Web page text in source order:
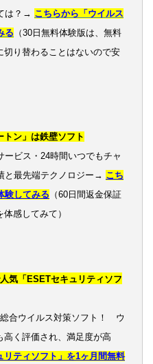
は？→ こちらから「ウイルス
る （30日無料体験版は、無料
り替わることはないので安
トン」は鉄壁ソフト
ービス・24時間いつでもチャ
と最先端テクノロジー→ こち
験してみる （60日間返金保証
感してみて）
気「ESETセキュリティソフ
合ウイルス対策ソフト！ ウ
高く評価され、満足度が高
リティソフト」を1ヶ月間無料